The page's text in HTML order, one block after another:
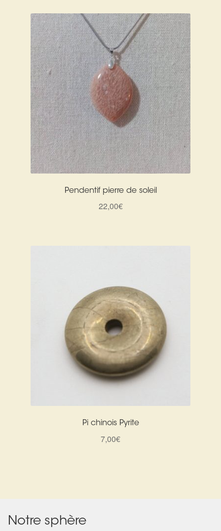
Pendentif pierre de soleil
22,00€
Pi chinois Pyrite
7,00€
Notre sphère